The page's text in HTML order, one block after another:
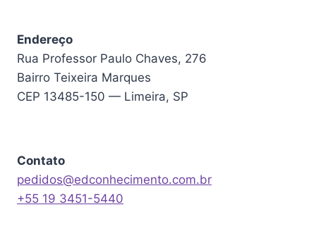
Endereço
Rua Professor Paulo Chaves, 276
Bairro Teixeira Marques
CEP 13485-150 — Limeira, SP
Contato
pedidos@edconhecimento.com.br
+55 19 3451-5440